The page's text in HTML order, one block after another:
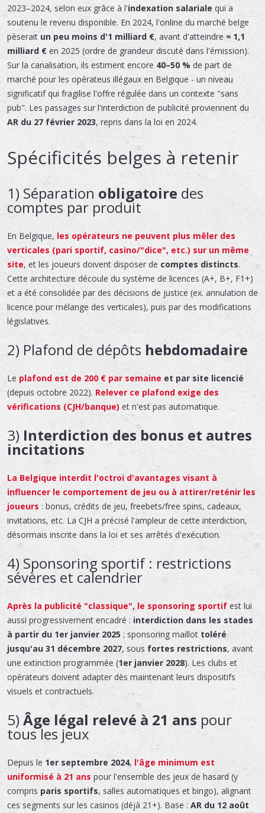
2023–2024, selon eux grâce à l'indexation salariale qui a
soutenu le revenu disponible. En 2024, l'online du marché belge
pèseraitun peu moins d'1 milliard €, avant d'atteindre≈ 1,1
milliard € en 2025 (ordre de grandeur discuté dans l'émission).
Sur la canalisation, ils estiment encore 40–50 %de part de
marché pour les opérateus illégaux en Belgique - un niveau
significatif qui fragilise l'offre régulée dans un contexte "sans
pub". Les passages sur l'interdiction de publicité proviennent du
AR du 27 février 2023, repris dans la loi en 2024.
Spécificités belges à retenir
1) Séparationobligatoire des
comptes par produit
En Belgique, les opérateurs ne peuvent plus mêler des
verticales (pari sportif, casino/"dice", etc.) sur un même
site, et les joueurs doivent disposer de comptes distincts.
Cette architecture découle du système de licences (A+, B+, F1+)
et a été consolidée par des décisions de justice (ex. annulation de
licence pour mélange des verticales), puis par des modifications
législatives.
2) Plafond de dépôts hebdomadaire
Le plafond est de 200 € par semaine et par site licencié
(depuis octobre 2022). Relever ce plafond exige des
vérifications (CJH/banque) et n'est pas automatique.
3) Interdiction des bonus et autres
incitations
La Belgique interdit l'octroi d'avantages visant à
influencer le comportement de jeu ou à attirer/reténir les
joueurs : bonus, crédits de jeu, freebets/free spins, cadeaux,
invitations, etc. La CJH a précisé l'ampleur de cette interdiction,
désormais inscrite dans la loi et ses arrêtés d'exécution.
4) Sponsoring sportif : restrictions
sévères et calendrier
Après la publicité "classique", le sponsoring sportif est lui
aussi progressivement encadré : interdiction dans les stades
à partir du 1er janvier 2025 ; sponsoring maillot toléré
jusqu'au 31 décembre 2027, sous fortes restrictions, avant
une extinction programmée (1er janvier 2028). Les clubs et
opérateurs doivent adapter dès maintenant leurs dispositifs
visuels et contractuels.
5)Âge légal relevé à 21 ans pour
tous les jeux
Depuis le 1er septembre 2024, l'âge minimum est
uniformisé à 21 ans pour l'ensemble des jeux de hasard (y
compris paris sportifs, salles automatiques et bingo), alignant
ces segments sur les casinos (déjà 21+). Base : AR du 12 août